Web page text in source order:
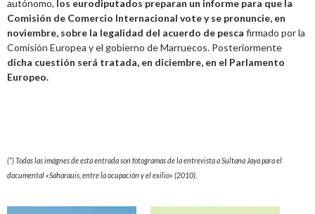
autónomo, los eurodiputados preparan un informe para que la
Comisión de Comercio Internacional vote y se pronuncie, en
noviembre, sobre la legalidad del acuerdo de pesca firmado por la
Comisión Europea y el gobierno de Marruecos. Posteriormente
dicha cuestión será tratada, en diciembre, en el Parlamento
Europeo.
(*) Todas las imágnes de esta entrada son fotogramas de la entrevista a Sultana Jaya para el
documental «Saharauis, entre la ocupación y el exilio» (2010).